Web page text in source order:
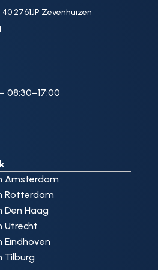
2761JP Zevenhuizen
08:30–17:00
Amsterdam
Rotterdam
Den Haag
Utrecht
Eindhoven
Tilburg